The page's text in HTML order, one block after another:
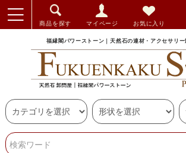
商品を探す マイページ お気に入り
福縁閣パワーストーン｜天然石の連材・アクセサリー